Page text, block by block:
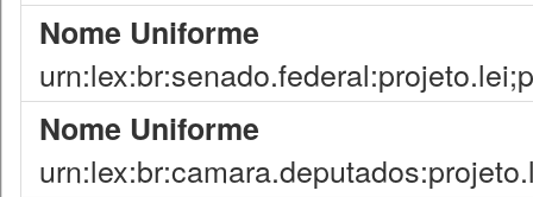
Nome Uniforme
Nome Uniforme